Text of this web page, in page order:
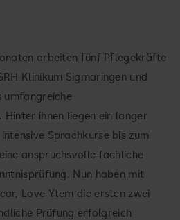
arbeiten fünf Pflegekräfte
Klinikum Sigmaringen und
umfangreiche
ihnen liegen ein langer
Sprachkurse bis zum
anspruchsvolle fachliche
Nun haben mit
Love Ytem die ersten zwei
Prüfung erfolgreich